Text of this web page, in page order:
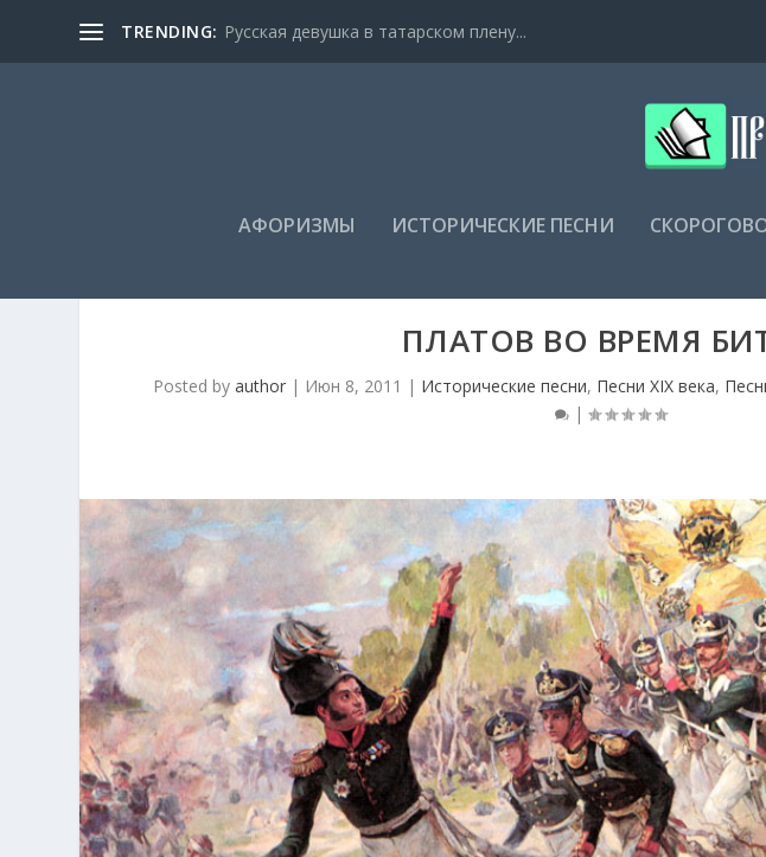
TRENDING: Русская девушка в татарском плену...
АФОРИЗМЫ ИСТОРИЧЕСКИЕ ПЕСНИ
ПЛАТОВ ВО ВРЕМЯ
Posted byauthor | Июн 8, 2011 | Исторические песни, Песни XIX века,
|